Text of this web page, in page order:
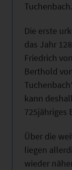
Tuchenbach.
Die erste
das Jahr
Friedrich
Berthold
kann
725jähriges
Über die
liegen
wieder